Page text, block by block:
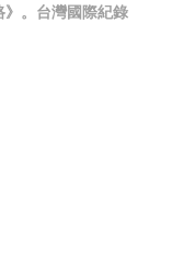
。台灣國際紀錄